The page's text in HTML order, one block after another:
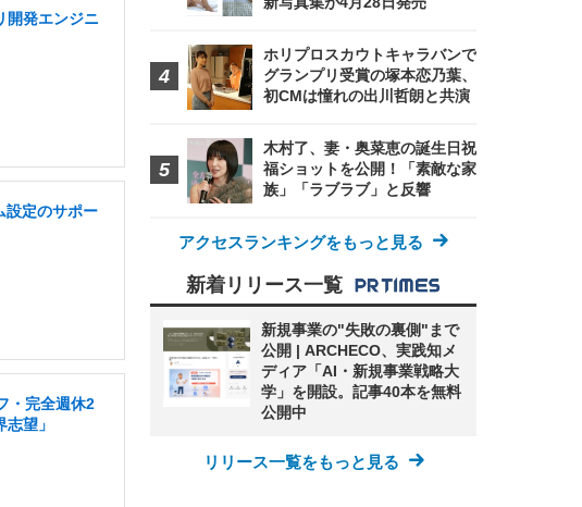
開発エンジニ
設定のサポー
・完全週休2
望」
ホリプロスカウトキャラバンで
グランプリ受賞の塚本恋乃葉、
初CMは憧れの出川哲朗と共演
木村了、妻・奥菜恵の誕生日祝
福ショットを公開！「素敵な家
族」「ラブラブ」と反響
アクセスランキングをもっと見る
新着リリース一覧
新規事業の"失敗の裏側"まで
公開 | ARCHECO、実践知メ
ディア「AI・新規事業戦略大
学」を開設。記事40本を無料
公開中
リリース一覧をもっと見る